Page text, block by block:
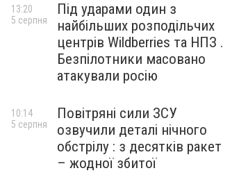
Під ударами один з
найбільших розподільчих
центрів Wildberries та НПЗ .
Безпілотники масовано
атакували росію
13:20
5 серпня
Повітряні сили ЗСУ
озвучили деталі нічного
обстрілу : з десятків ракет
– жодної збитої
10:14
5 серпня